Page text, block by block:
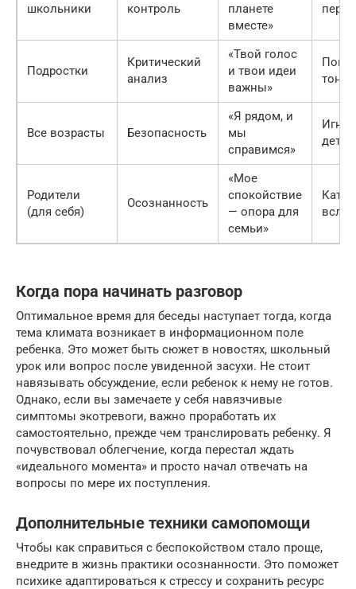
школьники
контроль
планете
вместе»
Подростки
Критический
анализ
«Твой голос
и твои идеи
важны»
тона
Все возрасты Безопасность
«Я рядом, и
мы
справимся»
Родители
(для себя)
Осознанность
«Мое
спокойствие
— опора для
семьи»
вслух
Когда пора начинать разговор
Оптимальное время для беседы наступает тогда, когда
тема климата возникает в информационном поле
ребенка. Это может быть сюжет в новостях, школьный
урок или вопрос после увиденной засухи. Не стоит
навязывать обсуждение, если ребенок к нему не готов.
Однако, если вы замечаете у себя навязчивые
симптомы экотревоги, важно проработать их
самостоятельно, прежде чем транслировать ребенку. Я
почувствовал облегчение, когда перестал ждать
«идеального момента» и просто начал отвечать на
вопросы по мере их поступления.
Дополнительные техники самопомощи
Чтобы как справиться с беспокойством стало проще,
внедрите в жизнь практики осознанности. Это поможет
психике адаптироваться к стрессу и сохранить ресурс